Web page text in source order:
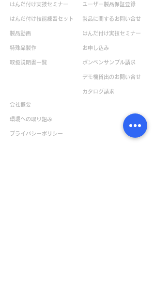
はんだ付け実技セミナー
はんだ付け技能練習セット
製品動画
特殊品製作
取扱説明書一覧
会社概要
環境への取り組み
​プライバシーポリシー
ユーザー製品保証登録
製品に関するお問い合せ
はんだ付け実技セミナー
お申し込み
ボンペンサンプル請求
デモ機貸出のお問い合せ
カタログ請求